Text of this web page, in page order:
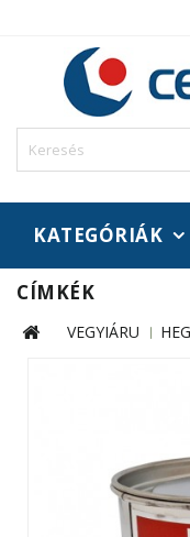
KATEGÓRIÁK
CÍMKÉK
VEGYIÁRU